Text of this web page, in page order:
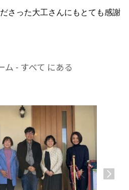
さった大工さんにもとても感謝
- すべて にある